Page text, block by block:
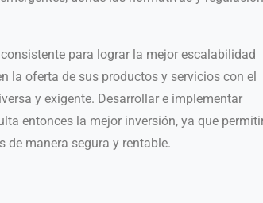
para lograr la mejor escalabilidad
la oferta de sus productos y servicios con el
y exigente. Desarrollar e implementar
entonces la mejor inversión, ya que
de manera segura y rentable.